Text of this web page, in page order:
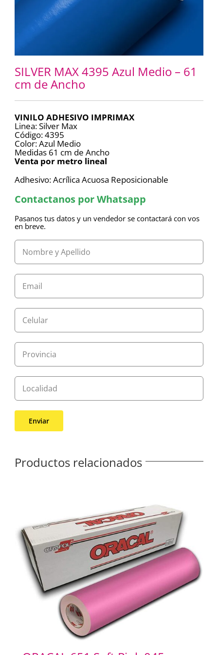
SILVER MAX 4395 Azul Medio – 61
cm de Ancho
VINILO ADHESIVO IMPRIMAX
Linea: Silver Max
Código: 4395
Color: Azul Medio
Medidas 61 cm de Ancho
Venta por metro lineal
Adhesivo: Acrílica Acuosa Reposicionable
Contactanos por Whatsapp
Pasanos tus datos y un vendedor se contactará con vos
en breve.
Productos relacionados